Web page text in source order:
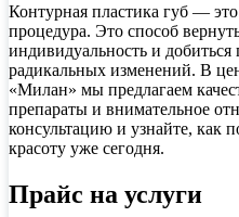
Контурная пластика губ —
процедура. Это способ
индивидуальность и
радикальных изменений. В
«Милан» мы предлагаем
препараты и внимательное
консультацию и узнайте, как
красоту уже сегодня.
Прайс на услуги